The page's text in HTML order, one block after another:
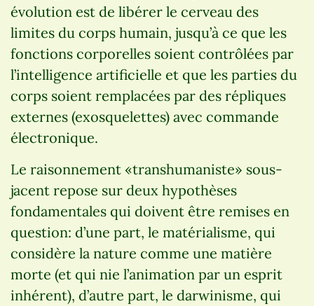
évolution est de libérer le cerveau des
limites du corps humain, jusqu’à ce que les
fonctions corporelles soient contrôlées par
l’intelligence artificielle et que les parties du
corps soient remplacées par des répliques
externes (exosquelettes) avec commande
électronique.
Le raisonnement «transhumaniste» sous-
jacent repose sur deux hypothèses
fondamentales qui doivent être remises en
question: d’une part, le matérialisme, qui
considère la nature comme une matière
morte (et qui nie l’animation par un esprit
inhérent), d’autre part, le darwinisme, qui